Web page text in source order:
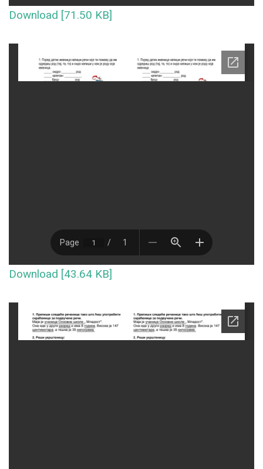
Download [71.50 KB]
Download [43.64 KB]